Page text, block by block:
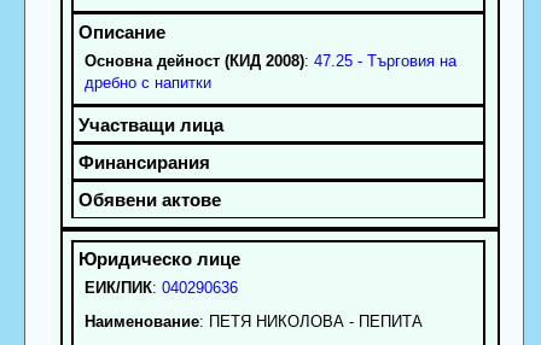
Основна дейност (КИД 2008): 47.25 - Търговия на
дребно с напитки
ЕИК/ПИК: 040290636
Наименование: ПЕТЯ НИКОЛОВА - ПЕПИТА